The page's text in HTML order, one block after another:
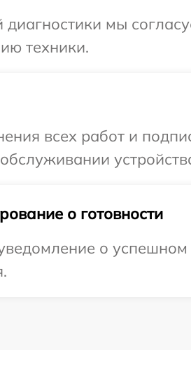
мы
техники.
всех работ и
о готовности
о успешном